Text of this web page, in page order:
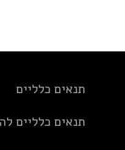
תנאים כלליים
תנאים כלליים